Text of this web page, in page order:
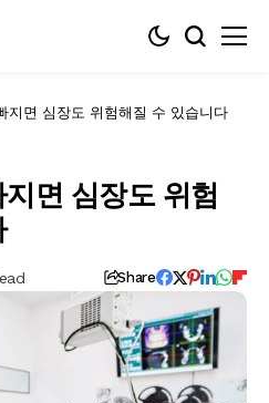
지면 심장도 위험해질 수 있습니다
면 심장도 위험
Share